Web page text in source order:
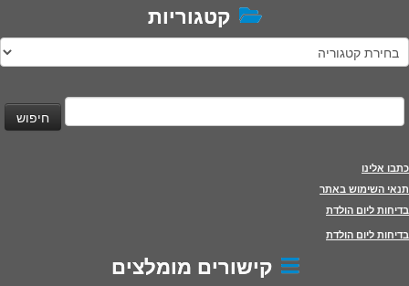
קטגוריות
קטגוריות
כתבו אלינו
תנאי השימוש באתר
בדיחות ליום הולדת
בדיחות ליום הולדת
קישורים מומלצים